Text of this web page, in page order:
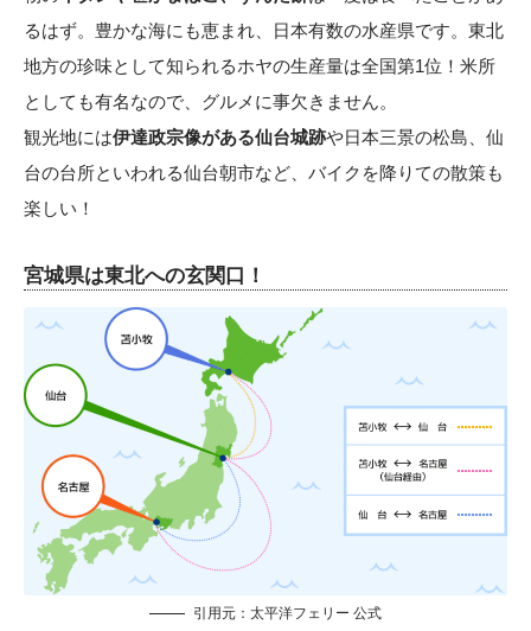
るはず。豊かな海にも恵まれ、日本有数の水産県です。東北
地方の珍味として知られるホヤの生産量は全国第1位！米所
としても有名なので、グルメに事欠きません。
観光地には伊達政宗像がある仙台城跡や日本三景の松島、仙
台の台所といわれる仙台朝市など、バイクを降りての散策も
楽しい！
宮城県は東北への玄関口！
引用元：太平洋フェリー 公式